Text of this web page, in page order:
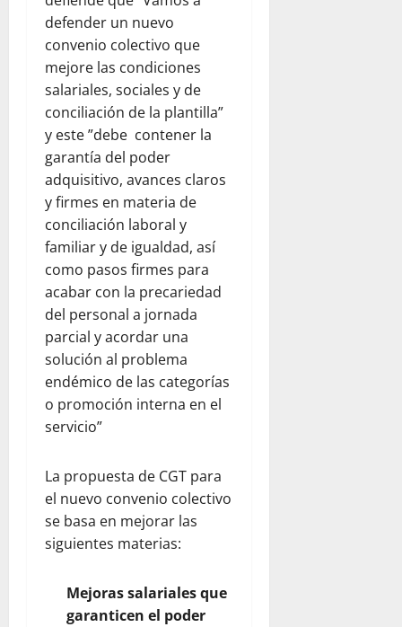
defender un nuevo
convenio colectivo que
mejore las condiciones
salariales, sociales y de
conciliación de la plantilla”
y este ”debe contener la
garantía del poder
adquisitivo, avances claros
y firmes en materia de
conciliación laboral y
familiar y de igualdad, así
como pasos firmes para
acabar con la precariedad
del personal a jornada
parcial y acordar una
solución al problema
endémico de las categorías
o promoción interna en el
servicio”
La propuesta de CGT para
el nuevo convenio colectivo
se basa en mejorar las
siguientes materias:
Mejoras salariales que
garanticen el poder